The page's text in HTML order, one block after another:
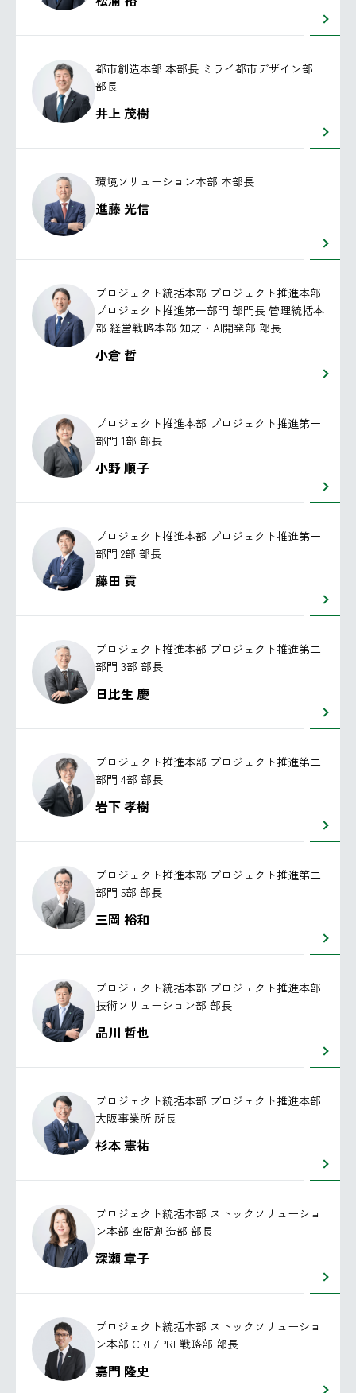
都市創造本部 本部長 ミライ都市デザイン部
部長
井上 茂樹
環境ソリューション本部 本部長
進藤 光信
プロジェクト統括本部 プロジェクト推進本部
プロジェクト推進第一部門 部門長 管理統括本
部 経営戦略本部 知財・AI開発部 部長
小倉 哲
プロジェクト推進本部 プロジェクト推進第一
部門 1部 部長
小野 順子
プロジェクト推進本部 プロジェクト推進第一
部門 2部 部長
藤田 貢
プロジェクト推進本部 プロジェクト推進第二
部門 3部 部長
日比生 慶
プロジェクト推進本部 プロジェクト推進第二
部門 4部 部長
岩下 孝樹
プロジェクト推進本部 プロジェクト推進第二
部門 5部 部長
三岡 裕和
プロジェクト統括本部 プロジェクト推進本部
技術ソリューション部 部長
品川 哲也
プロジェクト統括本部 プロジェクト推進本部
大阪事業所 所長
杉本 憲祐
プロジェクト統括本部 ストックソリューショ
ン本部 空間創造部 部長
深瀬 章子
プロジェクト統括本部 ストックソリューショ
ン本部 CRE/PRE戦略部 部長
嘉門 隆史